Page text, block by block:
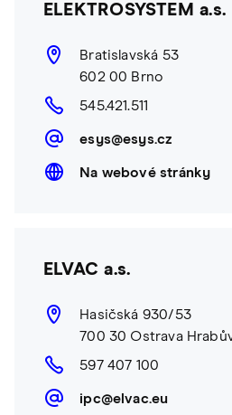
ELEKTROSYSTEM a.s.
Bratislavská 53
602 00 Brno
545.421.511
esys@esys.cz
Na webové stránky
ELVAC a.s.
Hasičská 930/53
700 30 Ostrava
597 407 100
ipc@elvac.eu